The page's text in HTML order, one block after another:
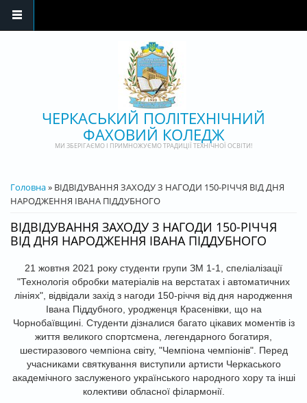
ЧЕРКАСЬКИЙ ПОЛІТЕХНІЧНИЙ
ФАХОВИЙ КОЛЕДЖ
МИ ЗБЕРІГАЄМО І ПРИМНОЖУЄМО ТРАДИЦІЇ ТЕХНІЧНОЇ ОСВІТИ!
ВИ Є ТУТ
Головна» ВІДВІДУВАННЯ ЗАХОДУ З НАГОДИ 150-РІЧЧЯ ВІД ДНЯ
НАРОДЖЕННЯ ІВАНА ПІДДУБНОГО
ВІДВІДУВАННЯ ЗАХОДУ З НАГОДИ 150-РІЧЧЯ
ВІД ДНЯ НАРОДЖЕННЯ ІВАНА ПІДДУБНОГО
21 жовтня 2021 року студенти групи ЗМ 1-1, спеліалізації
"Технологія обробки матеріалів на верстатах і автоматичних
лініях", відвідали захід з нагоди 150-річчя від дня народження
Івана Піддубного, уродженця Красенівки, що на
Чорнобаївщині. Студенти дізналися багато цікавих моментів із
життя великого спортсмена, легендарного богатиря,
шестиразового чемпіона світу, "Чемпіона чемпіонів". Перед
учасниками святкування виступили артисти Черкаського
академічного заслуженого українського народного хору та інші
колективи обласної філармонії.